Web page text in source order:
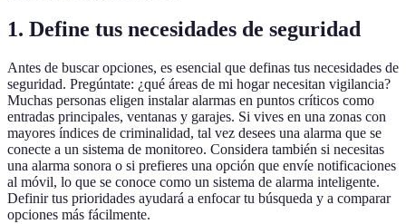
1. Define tus necesidades de seguridad
Antes de buscar opciones, es esencial que definas tus necesidades de
seguridad. Pregúntate: ¿qué áreas de mi hogar necesitan vigilancia?
Muchas personas eligen instalar alarmas en puntos críticos como
entradas principales, ventanas y garajes. Si vives en una zonas con
mayores índices de criminalidad, tal vez desees una alarma que se
conecte a un sistema de monitoreo. Considera también si necesitas
una alarma sonora o si prefieres una opción que envíe notificaciones
al móvil, lo que se conoce como un sistema de alarma inteligente.
Definir tus prioridades ayudará a enfocar tu búsqueda y a comparar
opciones más fácilmente.